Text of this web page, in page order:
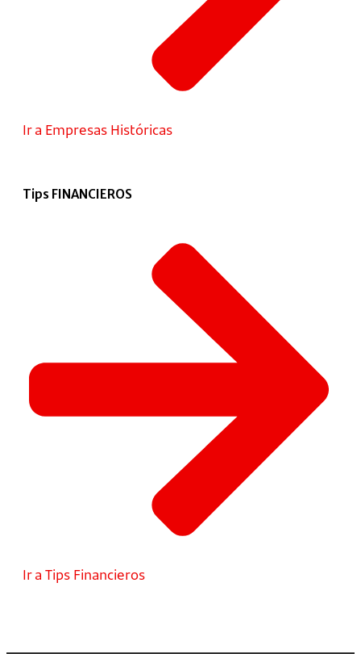
Ir a Empresas Históricas
Tips FINANCIEROS
Ir a Tips Financieros